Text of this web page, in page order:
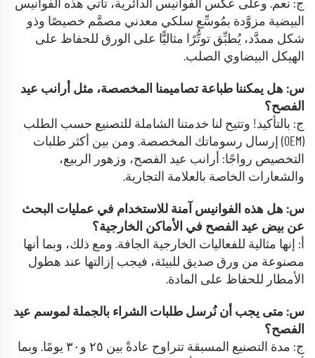
ج: نعم. وعلى عكس الفوانيس الدائرية، تأتي هذه الفوانيس
البيضية مزوَّدة بمُوسِّع سلكي معدني مصمَّم خصيصًا وذو
شكل ممدَّد، يُطبِّق توتُّرًا مثاليًّا على الورق للحفاظ على
الهيكل البيضاوي الصلب.
س: هل يمكننا طباعة تصاميمنا المخصصة، مثل أرانب عيد
الفصح؟
ج: بالتأكيد! وتتيح لنا خدمتنا الشاملة للتصنيع حسب الطلب
(OEM) إرسال رسوماتك المخصصة. ومن بين أكثر طلبات
التخصيص رواجًا: أرانب عيد الفصح، وزهور الربيع،
والشعارات الخاصة بالعلامة التجارية.
س: هل هذه الفوانيس آمنة للاستخدام في عمليات البحث
عن بيض عيد الفصح في الأماكن الخارجية؟
أ: إنها مثالية للفعاليات الخارجية الجافة. ومع ذلك، وبما أنها
مصنوعة من ورق صديق للبيئة، فيجب إزالتها عند هطول
الأمطار للحفاظ على المادة.
س: متى يجب أن نُرسل طلبات الشراء بالجملة لموسم عيد
الفصح؟
ج: مدة التصنيع المسبقة تتراوح عادةً بين ٢٥ و٣٠ يومًا. وبما